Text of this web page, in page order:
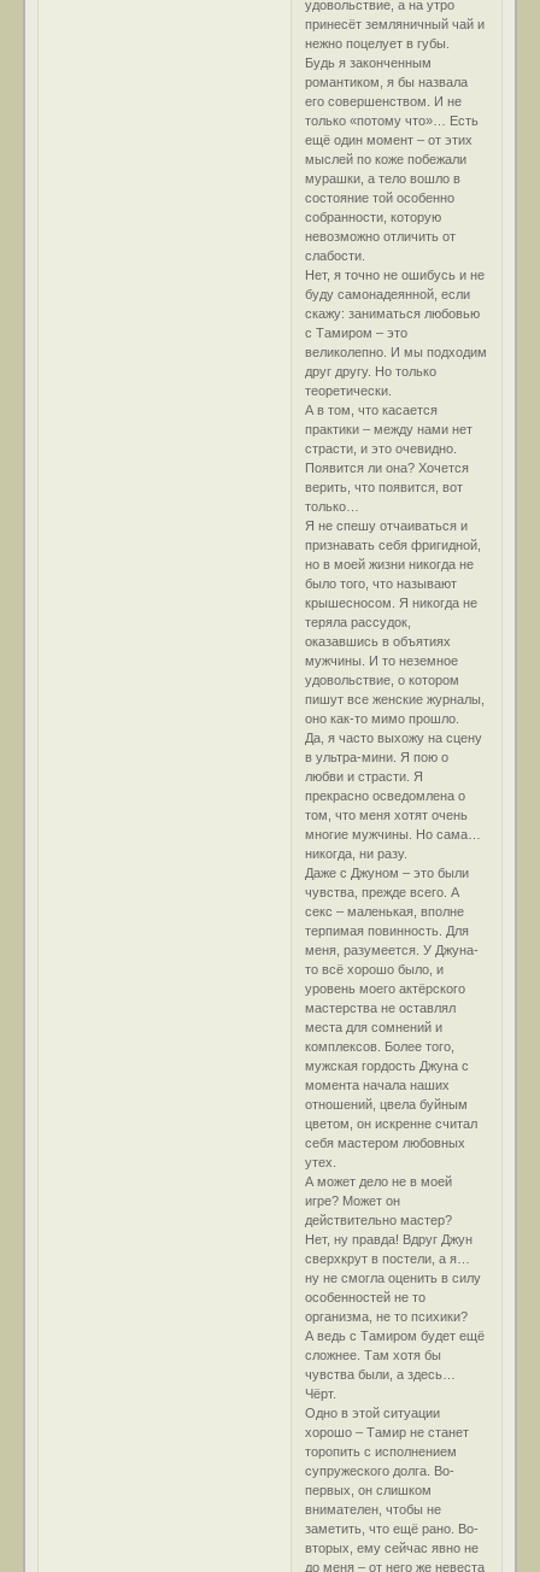
удовольствие, а на утро
принесёт земляничный чай и
нежно поцелует в губы.
Будь я законченным
романтиком, я бы назвала
его совершенством. И не
только «потому что»… Есть
ещё один момент – от этих
мыслей по коже побежали
мурашки, а тело вошло в
состояние той особенно
собранности, которую
невозможно отличить от
слабости.
Нет, я точно не ошибусь и не
буду самонадеянной, если
скажу: заниматься любовью
с Тамиром – это
великолепно. И мы подходим
друг другу. Но только
теоретически.
А в том, что касается
практики – между нами нет
страсти, и это очевидно.
Появится ли она? Хочется
верить, что появится, вот
только…
Я не спешу отчаиваться и
признавать себя фригидной,
но в моей жизни никогда не
было того, что называют
крышесносом. Я никогда не
теряла рассудок,
оказавшись в объятиях
мужчины. И то неземное
удовольствие, о котором
пишут все женские журналы,
оно как-то мимо прошло.
Да, я часто выхожу на сцену
в ультра-мини. Я пою о
любви и страсти. Я
прекрасно осведомлена о
том, что меня хотят очень
многие мужчины. Но сама…
никогда, ни разу.
Даже с Джуном – это были
чувства, прежде всего. А
секс – маленькая, вполне
терпимая повинность. Для
меня, разумеется. У Джуна-
то всё хорошо было, и
уровень моего актёрского
мастерства не оставлял
места для сомнений и
комплексов. Более того,
мужская гордость Джуна с
момента начала наших
отношений, цвела буйным
цветом, он искренне считал
себя мастером любовных
утех.
А может дело не в моей
игре? Может он
действительно мастер?
Нет, ну правда! Вдруг Джун
сверхкрут в постели, а я…
ну не смогла оценить в силу
особенностей не то
организма, не то психики?
А ведь с Тамиром будет ещё
сложнее. Там хотя бы
чувства были, а здесь…
Чёрт.
Одно в этой ситуации
хорошо – Тамир не станет
торопить с исполнением
супружеского долга. Во-
первых, он слишком
внимателен, чтобы не
заметить, что ещё рано. Во-
вторых, ему сейчас явно не
до меня – от него же невеста